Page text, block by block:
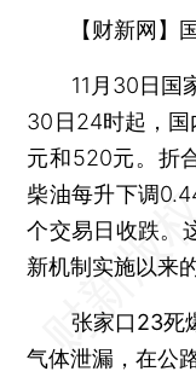
【财新网】
11月30日国家
30日24时起，
元和520元。折
柴油每升下调
个交易日收跌。
新机制实施以来
张家口23死
气体泄漏，在公